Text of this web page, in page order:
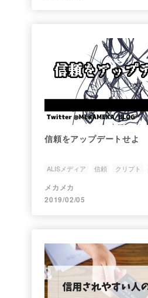
信頼をアップデートせよ
ALISメディア 信頼 クリプト
メカメカ
2019/02/05